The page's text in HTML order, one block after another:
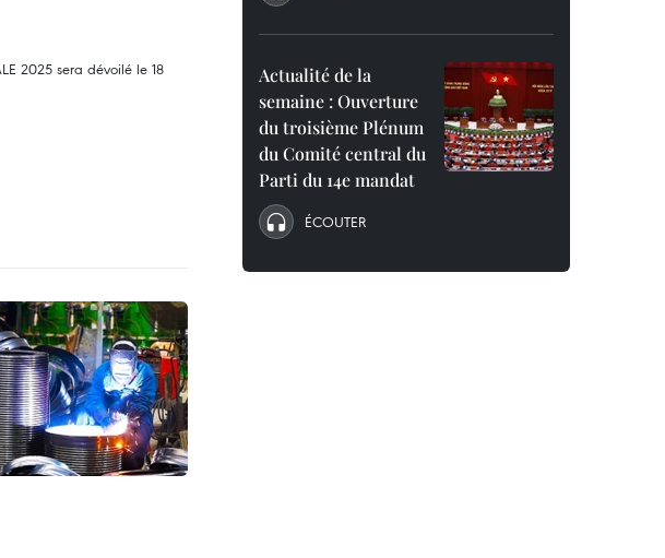
Actualité de la
semaine : Ouverture
du troisième Plénum
du Comité central du
Parti du 14e mandat
ÉCOUTER